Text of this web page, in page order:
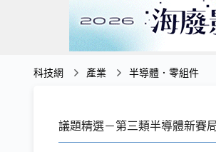
科技網 產業 半導體．零組件
議題精選－第三類半導體新賽